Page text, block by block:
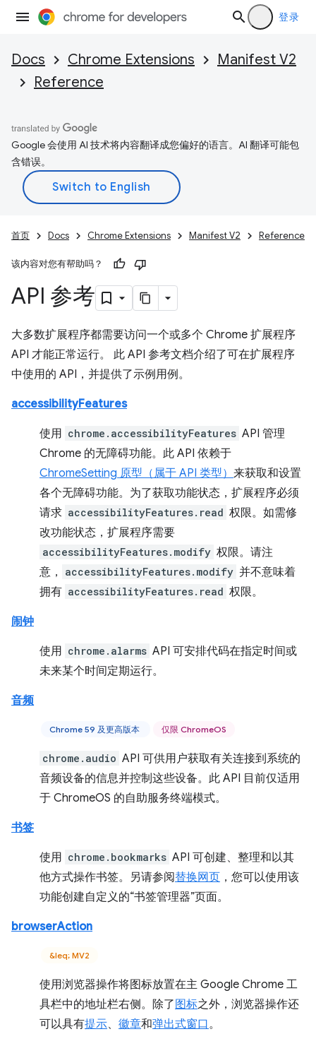
登录
Docs Chrome Extensions
Manifest V2
Reference
Google 会使用 AI 技术将内容翻译成您偏好的语言。AI 翻译可能包
含错误。
首页 Docs Chrome Extensions Manifest V2 Reference
该内容对您有帮助吗？
API 参考
大多数扩展程序都需要访问一个或多个 Chrome 扩展程序
API 才能正常运行。 此 API 参考文档介绍了可在扩展程序
中使用的 API，并提供了示例用例。
accessibilityFeatures
使用 chrome.accessibilityFeatures API 管理
Chrome 的无障碍功能。此 API 依赖于
ChromeSetting 原型（属于 API 类型） 来获取和设置
各个无障碍功能。为了获取功能状态，扩展程序必须
请求 accessibilityFeatures.read 权限。如需修
改功能状态，扩展程序需要
accessibilityFeatures.modify 权限。请注
意，
accessibilityFeatures.modify 并不意味着
拥有 accessibilityFeatures.read 权限。
闹钟
使用 chrome.alarms API 可安排代码在指定时间或
未来某个时间定期运行。
音频
Chrome 59 及更高版本 仅限 ChromeOS
chrome.audio API 可供用户获取有关连接到系统的
音频设备的信息并控制这些设备。此 API 目前仅适用
于 ChromeOS 的自助服务终端模式。
书签
使用 chrome.bookmarks API 可创建、整理和以其
他方式操作书签。另请参阅替换网页 ，您可以使用该
功能创建自定义的“书签管理器”页面。
browserAction
&leq; MV2
使用浏览器操作将图标放置在主 Google Chrome 工
具栏中的地址栏右侧。除了 图标之外，浏览器操作还
可以具有提示、 徽章和弹出式窗口。